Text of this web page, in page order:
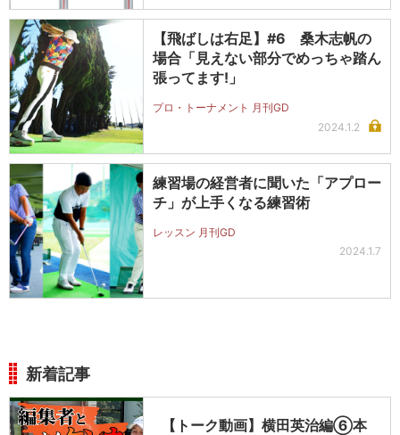
【飛ばしは右足】#6 桑木志帆の
場合「見えない部分でめっちゃ踏ん
張ってます!」
プロ・トーナメント 月刊GD
2024.1.2
練習場の経営者に聞いた「アプロー
チ」が上手くなる練習術
レッスン 月刊GD
2024.1.7
新着記事
【トーク動画】横田英治編⑥本